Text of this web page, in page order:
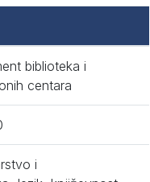
biblioteka i
centara
i